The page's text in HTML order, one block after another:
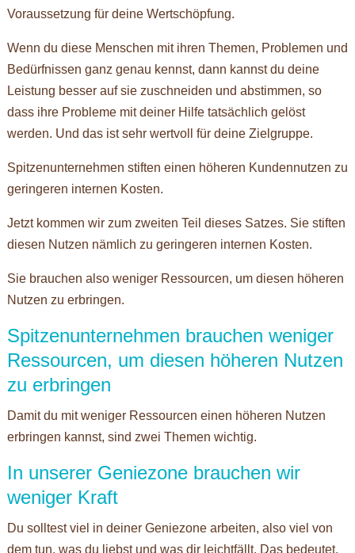
Voraussetzung für deine Wertschöpfung.
Wenn du diese Menschen mit ihren Themen, Problemen und
Bedürfnissen ganz genau kennst, dann kannst du deine
Leistung besser auf sie zuschneiden und abstimmen, so
dass ihre Probleme mit deiner Hilfe tatsächlich gelöst
werden. Und das ist sehr wertvoll für deine Zielgruppe.
Spitzenunternehmen stiften einen höheren Kundennutzen zu
geringeren internen Kosten.
Jetzt kommen wir zum zweiten Teil dieses Satzes. Sie stiften
diesen Nutzen nämlich zu geringeren internen Kosten.
Sie brauchen also weniger Ressourcen, um diesen höheren
Nutzen zu erbringen.
Spitzenunternehmen brauchen weniger
Ressourcen, um diesen höheren Nutzen
zu erbringen
Damit du mit weniger Ressourcen einen höheren Nutzen
erbringen kannst, sind zwei Themen wichtig.
In unserer Geniezone brauchen wir
weniger Kraft
Du solltest viel in deiner Geniezone arbeiten, also viel von
dem tun, was du liebst und was dir leichtfällt. Das bedeutet,